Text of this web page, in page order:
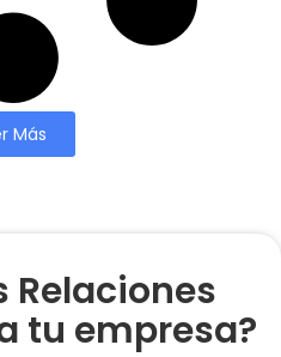
Más
Relaciones
tu empresa?